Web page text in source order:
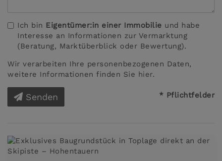
Ich bin Eigentümer:in einer Immobilie und habe
Interesse an Informationen zur Vermarktung
(Beratung, Marktüberblick oder Bewertung).
Wir verarbeiten Ihre personenbezogenen Daten,
weitere Informationen finden Sie hier.
Senden * Pflichtfelder